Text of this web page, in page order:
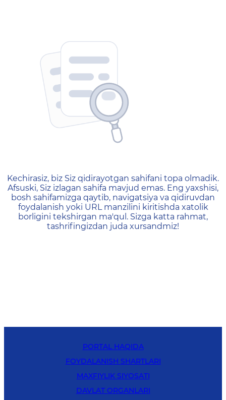
404 — Страница не
Kechirasiz, biz Siz qidirayotgan sahifani topa olmadik.
Afsuski, Siz izlagan sahifa mavjud emas. Eng yaxshisi,
bosh sahifamizga qaytib, navigatsiya va qidiruvdan
foydalanish yoki URL manzilini kiritishda xatolik
borligini tekshirgan ma'qul. Sizga katta rahmat,
tashrifingizdan juda xursandmiz!
PORTAL HAQIDA
FOYDALANISH SHARTLARI
MAXFIYLIK SIYOSATI
DAVLAT ORGANLARI